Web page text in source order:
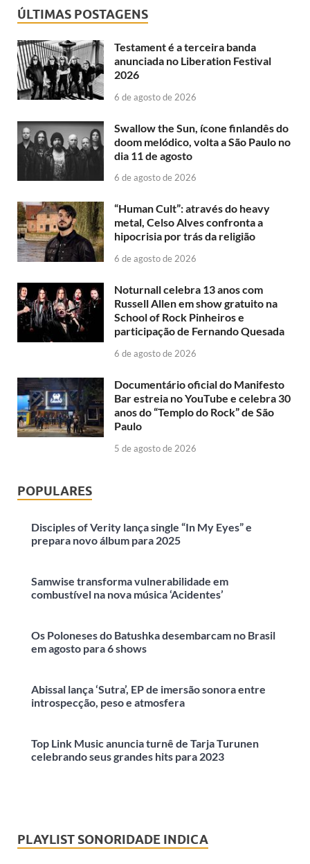
ÚLTIMAS POSTAGENS
Testament é a terceira banda
anunciada no Liberation Festival
2026
6 de agosto de 2026
Swallow the Sun, ícone finlandês do
doom melódico, volta a São Paulo no
dia 11 de agosto
6 de agosto de 2026
“Human Cult”: através do heavy
metal, Celso Alves confronta a
hipocrisia por trás da religião
6 de agosto de 2026
Noturnall celebra 13 anos com
Russell Allen em show gratuito na
School of Rock Pinheiros e
participação de Fernando Quesada
6 de agosto de 2026
Documentário oficial do Manifesto
Bar estreia no YouTube e celebra 30
anos do “Templo do Rock” de São
Paulo
5 de agosto de 2026
POPULARES
Disciples of Verity lança single “In My Eyes” e
prepara novo álbum para 2025
Samwise transforma vulnerabilidade em
combustível na nova música ‘Acidentes’
Os Poloneses do Batushka desembarcam no Brasil
em agosto para 6 shows
Abissal lança ‘Sutra’, EP de imersão sonora entre
introspecção, peso e atmosfera
Top Link Music anuncia turnê de Tarja Turunen
celebrando seus grandes hits para 2023
PLAYLIST SONORIDADE INDICA